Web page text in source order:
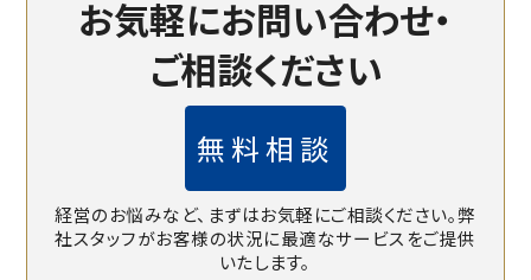
お気軽にお問い合わせ・
ご相談ください
無料相談
経営のお悩みなど、まずはお気軽にご相談ください。弊
社スタッフがお客様の状況に最適なサービスをご提供
いたします。